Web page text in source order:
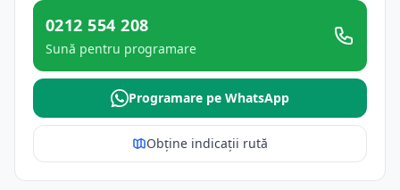
0212 554 208
Sună pentru programare
Programare pe WhatsApp
Obține indicații rută